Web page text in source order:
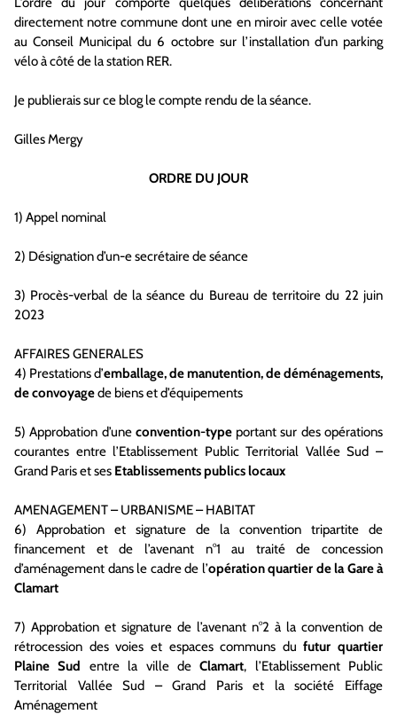
directement notre commune dont une en miroir avec celle votée
au Conseil Municipal du 6 octobre sur l’installation d’un parking
vélo à côté de la station RER.
Je publierais sur ce blog le compte rendu de la séance.
Gilles Mergy
ORDRE DU JOUR
1) Appel nominal
2) Désignation d’un-e secrétaire de séance
3) Procès-verbal de la séance du Bureau de territoire du 22 juin
2023
AFFAIRES GENERALES
4) Prestations d’emballage, de manutention, de déménagements,
de convoyagede biens et d’équipements
5) Approbation d’une convention-typeportant sur des opérations
courantes entre l’Etablissement Public Territorial Vallée Sud –
Grand Paris et ses Etablissements publics locaux
AMENAGEMENT – URBANISME – HABITAT
6) Approbation et signature de la convention tripartite de
financement et de l’avenant n°1 au traité de concession
d’aménagement dans le cadre de l’opération quartier de la Gare à
Clamart
7) Approbation et signature de l’avenant n°2 à la convention de
rétrocession des voies et espaces communs dufutur quartier
Plaine Sud entre la ville deClamart, l’Etablissement Public
Territorial Vallée Sud – Grand Paris et la société Eiffage
Aménagement